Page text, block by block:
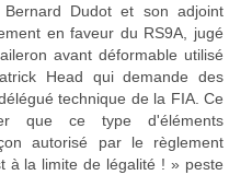
Dudot et son adjoint
en faveur du RS9A, jugé
avant déformable utilisé
Head qui demande des
technique de la FIA. Ce
que ce type d'éléments
autorisé par le règlement
à la limite de légalité ! » peste